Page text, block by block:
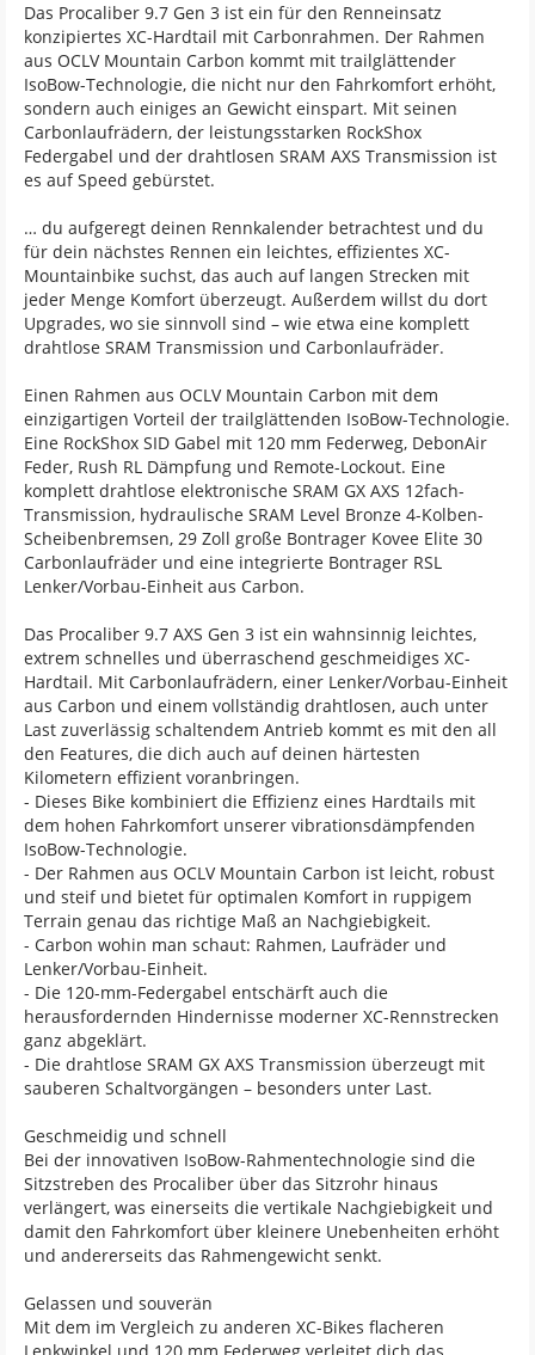
Das Procaliber 9.7 Gen 3 ist ein für den Renneinsatz
konzipiertes XC-Hardtail mit Carbonrahmen. Der Rahmen
aus OCLV Mountain Carbon kommt mit trailglättender
IsoBow-Technologie, die nicht nur den Fahrkomfort erhöht,
sondern auch einiges an Gewicht einspart. Mit seinen
Carbonlaufrädern, der leistungsstarken RockShox
Federgabel und der drahtlosen SRAM AXS Transmission ist
es auf Speed gebürstet.
… du aufgeregt deinen Rennkalender betrachtest und du
für dein nächstes Rennen ein leichtes, effizientes XC-
Mountainbike suchst, das auch auf langen Strecken mit
jeder Menge Komfort überzeugt. Außerdem willst du dort
Upgrades, wo sie sinnvoll sind – wie etwa eine komplett
drahtlose SRAM Transmission und Carbonlaufräder.
Einen Rahmen aus OCLV Mountain Carbon mit dem
einzigartigen Vorteil der trailglättenden IsoBow-Technologie.
Eine RockShox SID Gabel mit 120 mm Federweg, DebonAir
Feder, Rush RL Dämpfung und Remote-Lockout. Eine
komplett drahtlose elektronische SRAM GX AXS 12fach-
Transmission, hydraulische SRAM Level Bronze 4-Kolben-
Scheibenbremsen, 29 Zoll große Bontrager Kovee Elite 30
Carbonlaufräder und eine integrierte Bontrager RSL
Lenker/Vorbau-Einheit aus Carbon.
Das Procaliber 9.7 AXS Gen 3 ist ein wahnsinnig leichtes,
extrem schnelles und überraschend geschmeidiges XC-
Hardtail. Mit Carbonlaufrädern, einer Lenker/Vorbau-Einheit
aus Carbon und einem vollständig drahtlosen, auch unter
Last zuverlässig schaltendem Antrieb kommt es mit den all
den Features, die dich auch auf deinen härtesten
Kilometern effizient voranbringen.
- Dieses Bike kombiniert die Effizienz eines Hardtails mit
dem hohen Fahrkomfort unserer vibrationsdämpfenden
IsoBow-Technologie.
- Der Rahmen aus OCLV Mountain Carbon ist leicht, robust
und steif und bietet für optimalen Komfort in ruppigem
Terrain genau das richtige Maß an Nachgiebigkeit.
- Carbon wohin man schaut: Rahmen, Laufräder und
Lenker/Vorbau-Einheit.
- Die 120-mm-Federgabel entschärft auch die
herausfordernden Hindernisse moderner XC-Rennstrecken
ganz abgeklärt.
- Die drahtlose SRAM GX AXS Transmission überzeugt mit
sauberen Schaltvorgängen – besonders unter Last.
Geschmeidig und schnell
Bei der innovativen IsoBow-Rahmentechnologie sind die
Sitzstreben des Procaliber über das Sitzrohr hinaus
verlängert, was einerseits die vertikale Nachgiebigkeit und
damit den Fahrkomfort über kleinere Unebenheiten erhöht
und andererseits das Rahmengewicht senkt.
Gelassen und souverän
Mit dem im Vergleich zu anderen XC-Bikes flacheren